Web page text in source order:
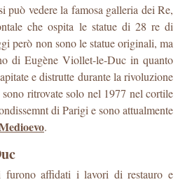
può vedere la famosa galleria dei Re,
che ospita le statue di 28 re di
però non sono le statue originali, ma
di Eugène Viollet-le-Duc in quanto
e distrutte durante la rivoluzione
ritrovate solo nel 1977 nel cortile
di Parigi e sono attualmente
.
furono affidati i lavori di restauro e